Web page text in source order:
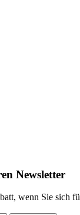
Newsletter
wenn Sie sich